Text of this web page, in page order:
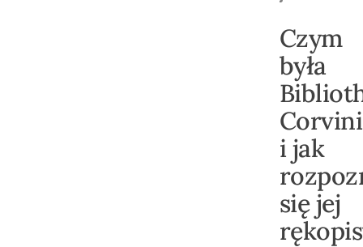
Czym
była
i jak
się jej